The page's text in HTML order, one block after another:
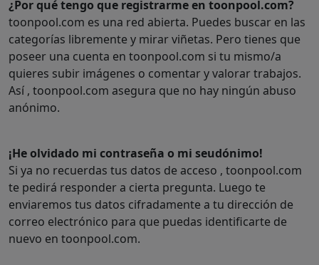
¿Por qué tengo que registrarme en toonpool.com?
toonpool.com es una red abierta. Puedes buscar en las
categorías libremente y mirar viñetas. Pero tienes que
poseer una cuenta en toonpool.com si tu mismo/a
quieres subir imágenes o comentar y valorar trabajos.
Así , toonpool.com asegura que no hay ningún abuso
anónimo.
¡He olvidado mi contraseña o mi seudónimo!
Si ya no recuerdas tus datos de acceso , toonpool.com
te pedirá responder a cierta pregunta. Luego te
enviaremos tus datos cifradamente a tu dirección de
correo electrónico para que puedas identificarte de
nuevo en toonpool.com.